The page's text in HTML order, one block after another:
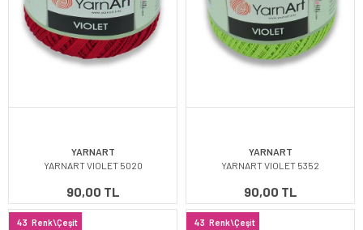
YARNART
YARNART VIOLET 5020
90,00 TL
YARNART
YARNART VIOLET 5352
90,00 TL
43 Renk\Çeşit 43 Renk\Çeşit